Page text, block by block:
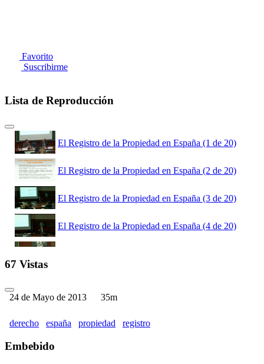
Favorito
Suscribirme
Lista de Reproducción
El Registro de la Propiedad en España (1 de 20)
El Registro de la Propiedad en España (2 de 20)
El Registro de la Propiedad en España (3 de 20)
El Registro de la Propiedad en España (4 de 20)
67 Vistas
24 de Mayo de 2013 35m
derecho españa propiedad registro
Embebido